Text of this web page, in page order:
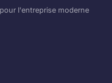
l'entreprise moderne